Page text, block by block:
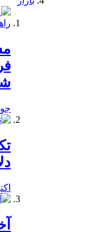
دلار
اکتبر